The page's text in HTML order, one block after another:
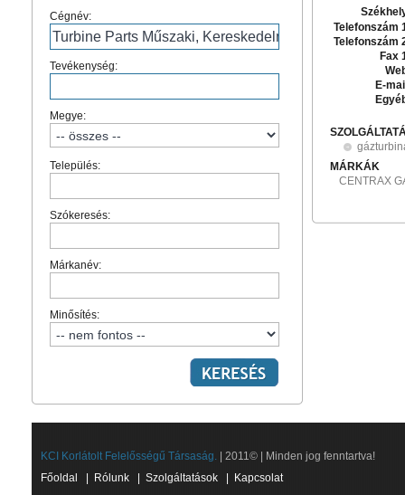
Cégnév:
Tevékenység:
Megye:
Település:
Szókeresés:
Márkanév:
Minősítés:
Telefonszám
Telefonszám
Fax
E-
MÁRKÁK
CENTRAX
KCI Korlátolt Felelősségű Társaság. | 2011© | Minden jog fenntartva!
Főoldal
Rólunk Szolgáltatások Kapcsolat